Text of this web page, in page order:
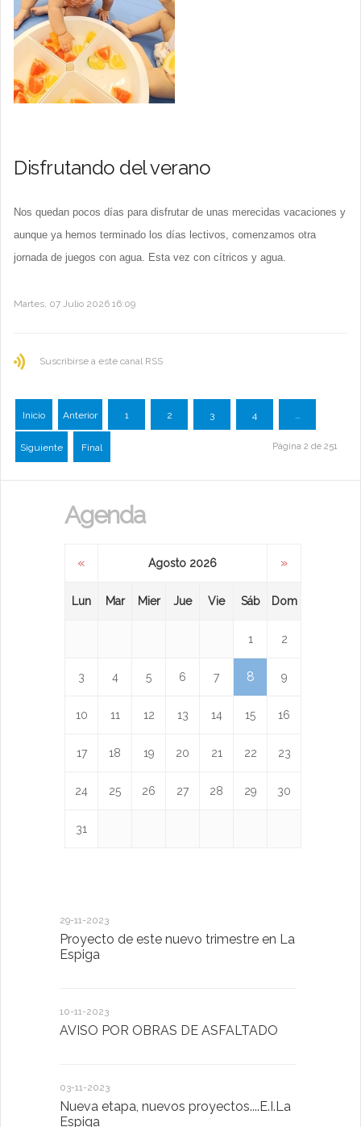
Disfrutando del verano
Nos quedan pocos días para disfrutar de unas merecidas vacaciones y
aunque ya hemos terminado los días lectivos, comenzamos otra
jornada de juegos con agua. Esta vez con cítricos y agua.
Martes, 07 Julio 2026 16:09
Suscribirse a este canal RSS
Inicio Anterior 1 2 3 4
Siguiente Final Página 2 de 251
Agenda
« Agosto 2026 »
Lun Mar Mier Jue Vie Sáb Dom
1 2
3 4 5 6 7 8 9
10 11 12 13 14 15 16
17 18 19 20 21 22 23
24 25 26 27 28 29 30
31
29-11-2023
Proyecto de este nuevo trimestre en La
Espiga
10-11-2023
AVISO POR OBRAS DE ASFALTADO
03-11-2023
Nueva etapa, nuevos proyectos....E.I.La
Espiga